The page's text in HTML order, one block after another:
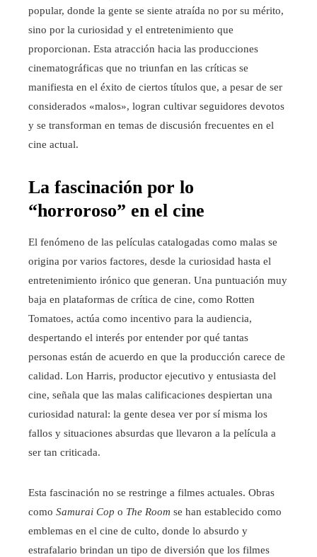
popular, donde la gente se siente atraída no por su mérito,
sino por la curiosidad y el entretenimiento que
proporcionan. Esta atracción hacia las producciones
cinematográficas que no triunfan en las críticas se
manifiesta en el éxito de ciertos títulos que, a pesar de ser
considerados «malos», logran cultivar seguidores devotos
y se transforman en temas de discusión frecuentes en el
cine actual.
La fascinación por lo
“horroroso” en el cine
El fenómeno de las películas catalogadas como malas se
origina por varios factores, desde la curiosidad hasta el
entretenimiento irónico que generan. Una puntuación muy
baja en plataformas de crítica de cine, como Rotten
Tomatoes, actúa como incentivo para la audiencia,
despertando el interés por entender por qué tantas
personas están de acuerdo en que la producción carece de
calidad. Lon Harris, productor ejecutivo y entusiasta del
cine, señala que las malas calificaciones despiertan una
curiosidad natural: la gente desea ver por sí misma los
fallos y situaciones absurdas que llevaron a la película a
ser tan criticada.
Esta fascinación no se restringe a filmes actuales. Obras
como Samurai Cop o The Room se han establecido como
emblemas en el cine de culto, donde lo absurdo y
estrafalario brindan un tipo de diversión que los filmes